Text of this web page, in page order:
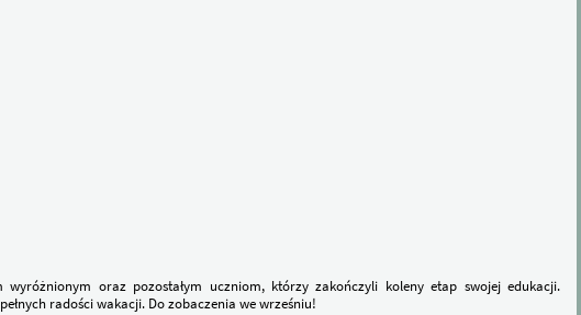
wyróżnionym oraz pozostałym uczniom, którzy zakończyli koleny etap swojej edukacji.
radości wakacji. Do zobaczenia we wrześniu!